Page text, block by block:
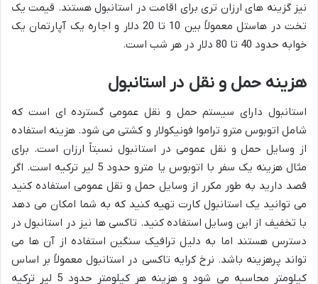
نیز گزینه های ارزان تری برای اقامت در استانبول هستند. قیمت یک
تخت در هاستل معمولاً بین 10 تا 20 دلار و اجاره یک آپارتمان یک
خوابه حدود 40 تا 80 دلار در هر شب است.
هزینه حمل و نقل در استانبول
استانبول دارای سیستم حمل و نقل عمومی گسترده ای است که
شامل اتوبوس مترو تراموا فونیکولار و کشتی می شود. هزینه استفاده
از وسایل حمل و نقل عمومی در استانبول نسبتاً ارزان است. برای
مثال هزینه یک سفر با اتوبوس یا مترو حدود 5 لیر ترکیه است. اگر
قصد دارید به طور مکرر از وسایل حمل و نقل عمومی استفاده کنید
می توانید یک استانبول کارت تهیه کنید که به شما امکان می دهد
با تخفیف از این وسایل استفاده کنید. تاکسی ها نیز در استانبول در
دسترس هستند اما به دلیل ترافیک سنگین استفاده از آن ها می
تواند پرهزینه باشد. نرخ کرایه تاکسی در استانبول معمولاً بر اساس
کیلومتر محاسبه می شود و هزینه هر کیلومتر حدود 5 لیر ترکیه